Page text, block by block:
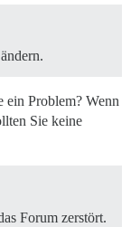
ein Problem? Wenn
Sie keine
Forum zerstört.